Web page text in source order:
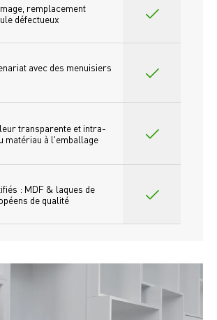
remplacement
défectueux
avec des menuisiers
transparente et intra-
matériau à l'emballage
: MDF & laques de
de qualité